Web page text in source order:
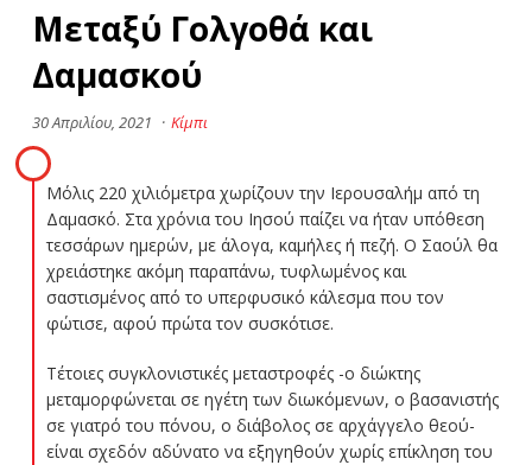
Μεταξύ Γολγοθά και
Δαμασκού
30 Απριλίου, 2021 · Κίμπι
Μόλις 220 χιλιόμετρα χωρίζουν την Ιερουσαλήμ από τη
Δαμασκό. Στα χρόνια του Ιησού παίζει να ήταν υπόθεση
τεσσάρων ημερών, με άλογα, καμήλες ή πεζή. Ο Σαούλ θα
χρειάστηκε ακόμη παραπάνω, τυφλωμένος και
σαστισμένος από το υπερφυσικό κάλεσμα που τον
φώτισε, αφού πρώτα τον συσκότισε.
Τέτοιες συγκλονιστικές μεταστροφές -ο διώκτης
μεταμορφώνεται σε ηγέτη των διωκόμενων, ο βασανιστής
σε γιατρό του πόνου, ο διάβολος σε αρχάγγελο θεού-
είναι σχεδόν αδύνατο να εξηγηθούν χωρίς επίκληση του